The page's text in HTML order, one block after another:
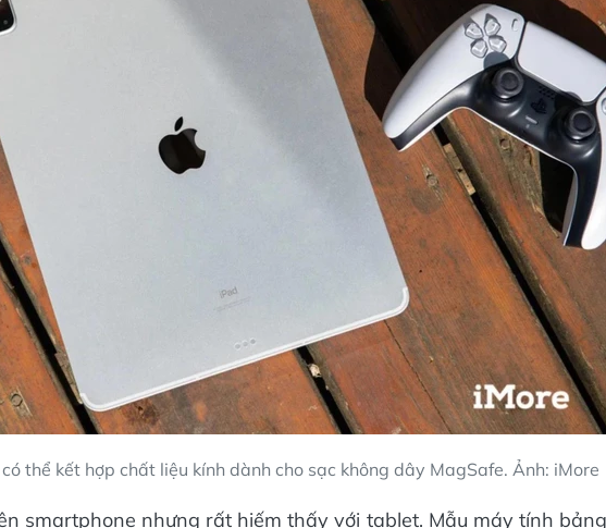
thể kết hợp chất liệu kính dành cho sạc không dây MagSafe. Ảnh: iMore
smartphone nhưng rất hiếm thấy với tablet. Mẫu máy tính bảng